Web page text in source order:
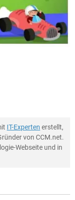
IT-Experten erstellt,
von CCM.net.
Webseite und in